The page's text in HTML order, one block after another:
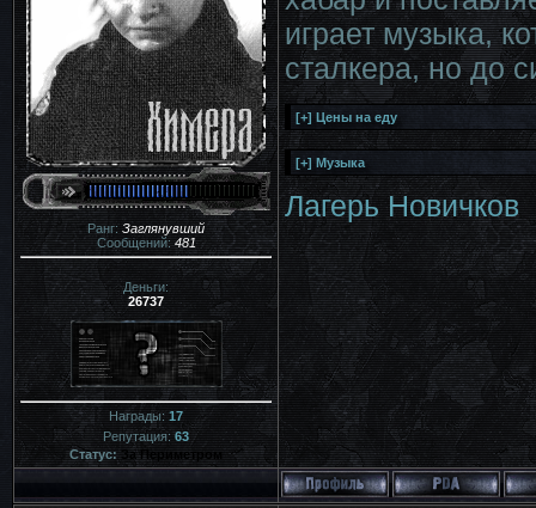
Ранг: Заглянувший
Сообщений:481
Деньги:
26737
Награды: 17
Репутация:63
Статус: За Периметром
играет музыка,
сталкера, но до
Лагерь Новичков